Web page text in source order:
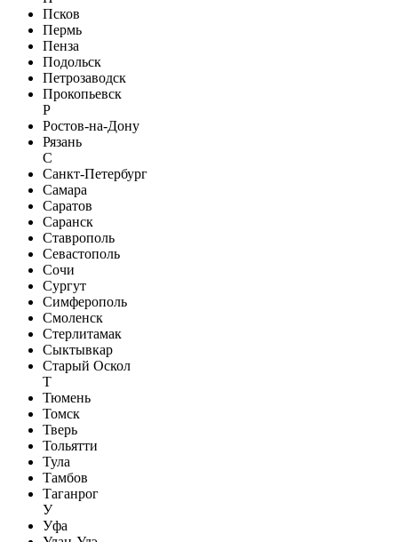
Псков
Пермь
Пенза
Подольск
Петрозаводск
Прокопьевск
Р
Ростов-на-Дону
Рязань
С
Санкт-Петербург
Самара
Саратов
Саранск
Ставрополь
Севастополь
Сочи
Сургут
Симферополь
Смоленск
Стерлитамак
Сыктывкар
Старый Оскол
Т
Тюмень
Томск
Тверь
Тольятти
Тула
Тамбов
Таганрог
У
Уфа